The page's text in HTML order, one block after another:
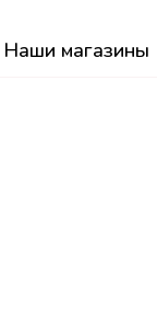
Наши магазины